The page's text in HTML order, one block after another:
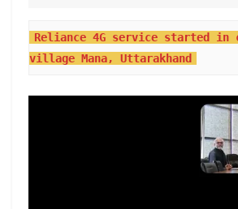
Reliance 4G service started
village Mana, Uttarakhand